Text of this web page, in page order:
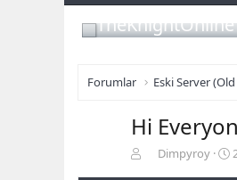
Forumlar Eski Server
Hi
Dimpyroy